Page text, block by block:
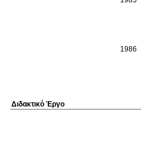
1986
Διδακτικό Έργο